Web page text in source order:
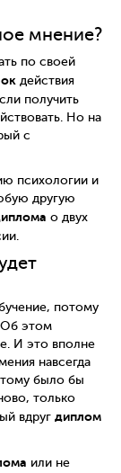
мнение?
по своей
действия
получить
Но на
с
психологии и
другую
о двух
потому
Об этом
И это вполне
навсегда
было бы
только
вдруг диплом
или не